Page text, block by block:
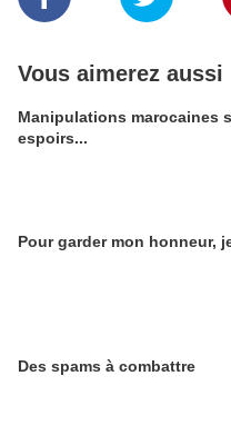
Vous aimerez aussi
Manipulations marocaines
espoirs...
Pour garder mon honneur,
Des spams à combattre